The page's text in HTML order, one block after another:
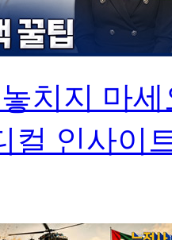
치지 마
컬 인사이